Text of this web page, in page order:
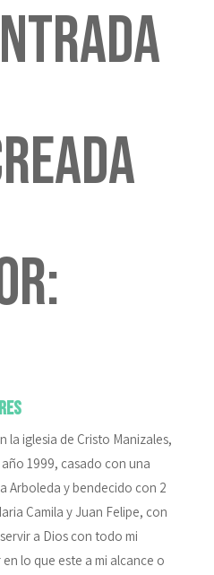
la iglesia de Cristo Manizales,
1999, casado con una
Arboleda y bendecido con 2
Camila y Juan Felipe, con
a Dios con todo mi
lo que este a mi alcance o